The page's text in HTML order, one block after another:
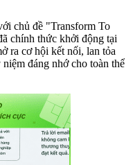
chủ đề "Transform To
chính thức khởi động tại
ra cơ hội kết nối, lan tỏa
đáng nhớ cho toàn thể